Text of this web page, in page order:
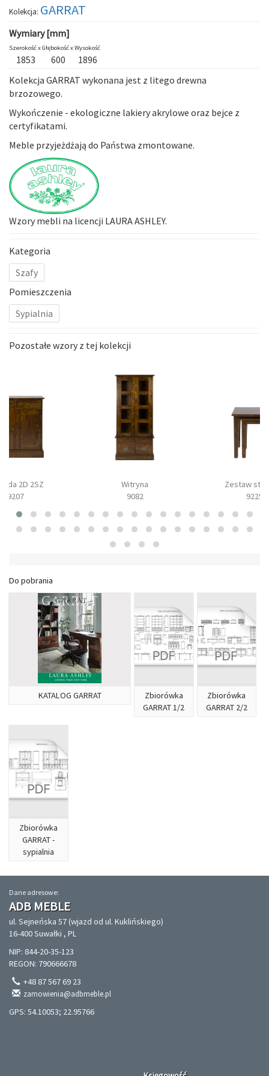
Kolekcja: GARRAT
Wymiary [mm]
Szerokość xGłębokość xWysokość
1853 600
1896
Kolekcja GARRAT wykonana jest z litego drewna
brzozowego.
Wykończenie - ekologiczne lakiery akrylowe oraz bejce z
certyfikatami.
Meble przyjeżdżają do Państwa zmontowane.
Wzory mebli na licencji LAURA ASHLEY.
Kategoria
Szafy
Pomieszczenia
Sypialnia
Pozostałe wzory z tej kolekcji
2D 2SZ
9207
Witryna
9082
Zestaw
9225
Do pobrania
KATALOG GARRAT
Zbiorówka
GARRAT 1/2
Zbiorówka
GARRAT 2/2
Zbiorówka
GARRAT -
sypialnia
Dane adresowe:
ADB MEBLE
ul. Sejneńska 57 (wjazd od ul. Kuklińskiego)
16-400 Suwałki , PL
NIP: 844-20-35-123
REGON: 790666678
+48 87 567 69 23
zamowienia@adbmeble.pl
GPS: 54.10053; 22.95766